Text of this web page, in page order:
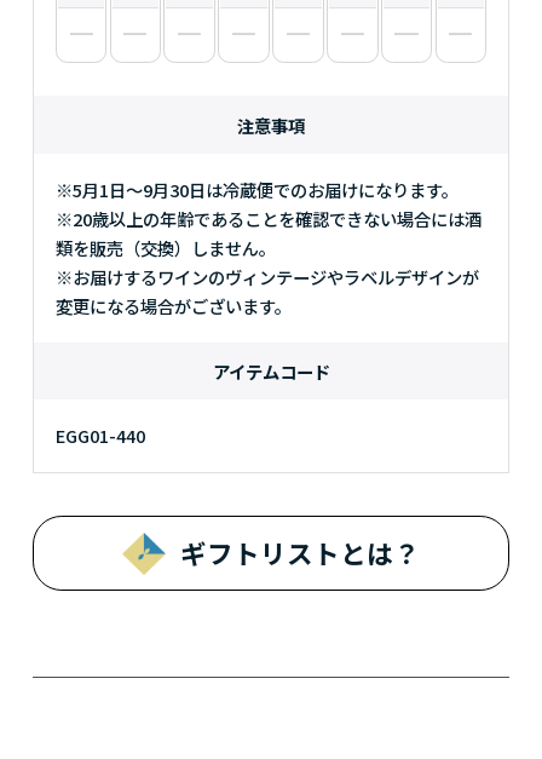
注意事項
※5月1日～9月30日は冷蔵便でのお届けになります。
※20歳以上の年齢であることを確認できない場合には酒
類を販売（交換）しません。
※お届けするワインのヴィンテージやラベルデザインが
変更になる場合がございます。
アイテムコード
EGG01-440
ギフトリストとは？